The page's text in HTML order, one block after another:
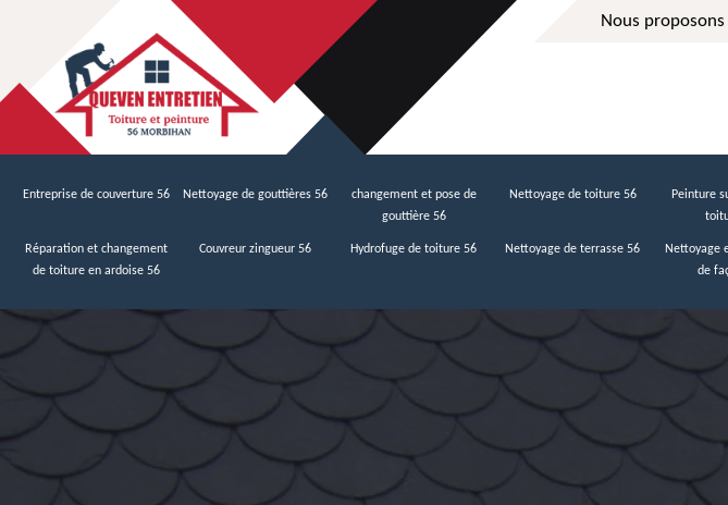
Nous
Entreprise de couverture 56 Nettoyage de gouttières 56
changement et pose de
gouttière 56
Nettoyage de toiture 56
Peinture
Réparation et changement
de toiture en ardoise 56
Couvreur zingueur 56 Hydrofuge de toiture 56 Nettoyage de terrasse 56
Nettoyage
de